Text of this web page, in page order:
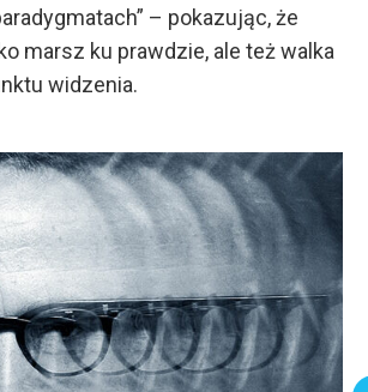
– pokazując, że
marsz ku prawdzie, ale też walka
widzenia.